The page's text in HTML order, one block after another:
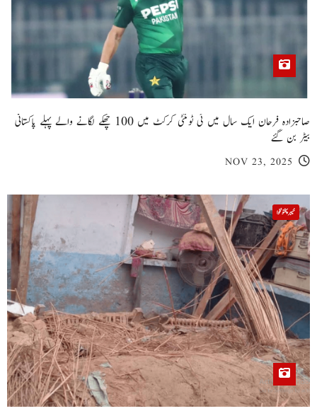
صاحبزادہ فرحان ایک سال میں ٹی ٹوئنٹی کرکٹ میں 100 چھکے لگانے والے پہلے پاکستانی
بیٹر بن گئے
NOV 23, 2025
خیبر پختونخوا